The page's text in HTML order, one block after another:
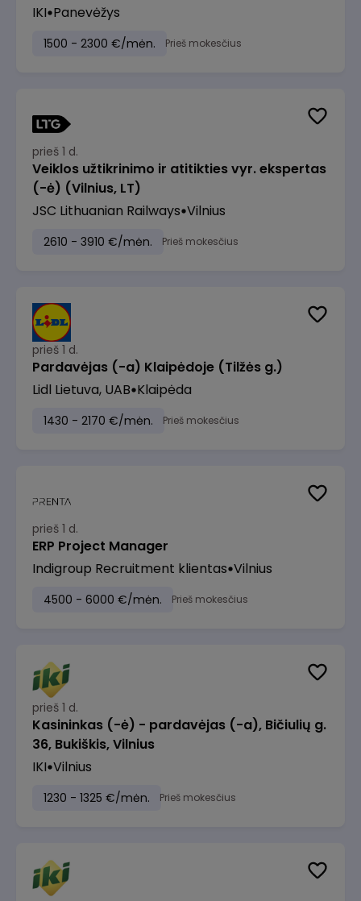
IKI Panevėžys
1500 - 2300 €/mėn. Prieš mokesčius
prieš 1 d.
Veiklos užtikrinimo ir atitikties vyr. ekspertas
(-ė) (Vilnius, LT)
JSC Lithuanian Railways Vilnius
2610 - 3910 €/mėn. Prieš mokesčius
prieš 1 d.
Pardavėjas (-a) Klaipėdoje (Tilžės g.)
Lidl Lietuva, UAB Klaipėda
1430 - 2170 €/mėn. Prieš mokesčius
prieš 1 d.
ERP Project Manager
Indigroup Recruitment klientas Vilnius
4500 - 6000 €/mėn. Prieš mokesčius
prieš 1 d.
Kasininkas (-ė) - pardavėjas (-a), Bičiulių g.
36, Bukiškis, Vilnius
IKI Vilnius
1230 - 1325 €/mėn. Prieš mokesčius